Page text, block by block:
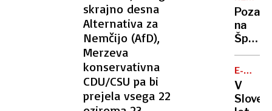
skrajno desna
Alternativa za
Nemčijo (AfD),
Merzeva
konservativna
CDU/CSU pa bi
prejela vsega 22
na
plaži
v
resnici
ne
ohladi
PET
na
to je
pet
najbolj
E-
SKIROJI
V